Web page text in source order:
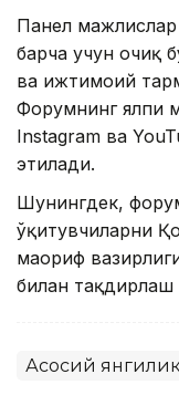
Панел
барча учун очиқ
ва ижтимоий
Форумнинг ялпи
Instagram ва
этилади.
Шунингдек,
ўқитувчиларни
маориф
билан
Асосий янгилик